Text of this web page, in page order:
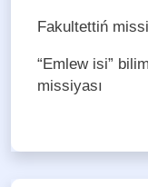
Fakultettiń
“Emlew isi”
missiyası